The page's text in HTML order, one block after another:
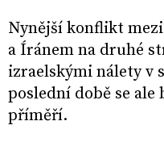
Nynější konflikt
a Íránem na druhé
izraelskými nálety v
poslední době se ale
příměří.